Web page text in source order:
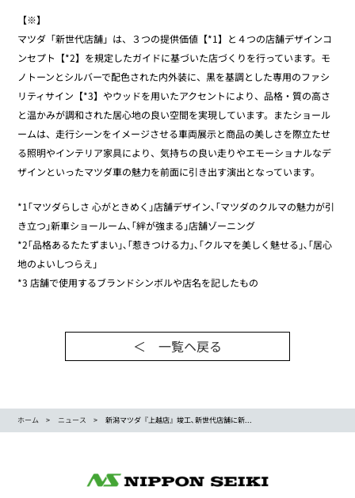
【※】
マツダ「新世代店舗」は、３つの提供価値【*1】と４つの店舗デザインコ
ンセプト【*2】を規定したガイドに基づいた店づくりを行っています。モ
ノトーンとシルバーで配色された内外装に、黒を基調とした専用のファシ
リティサイン【*3】やウッドを用いたアクセントにより、品格・質の高さ
と温かみが調和された居心地の良い空間を実現しています。またショール
ームは、走行シーンをイメージさせる車両展示と商品の美しさを際立たせ
る照明やインテリア家具により、気持ちの良い走りやエモーショナルなデ
ザインといったマツダ車の魅力を前面に引き出す演出となっています。
*1｢マツダらしさ 心がときめく｣店舗デザイン､｢マツダのクルマの魅力が引
き立つ｣新車ショールーム､｢絆が強まる｣店舗ゾーニング
*2｢品格あるたたずまい｣､｢惹きつける力｣､｢クルマを美しく魅せる｣､｢居心
地のよいしつらえ｣
*3 店舗で使用するブランドシンボルや店名を記したもの
＜ 一覧ヘ戻る
ホーム ニュース 新潟マツダ『上越店』竣工､新世代店舗に新...